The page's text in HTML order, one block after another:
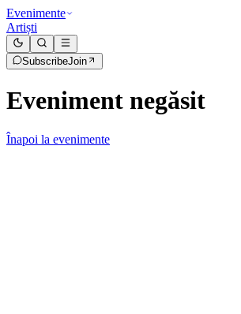
Evenimente
Artiști
SubscribeJoin
Eveniment negăsit
Înapoi la evenimente